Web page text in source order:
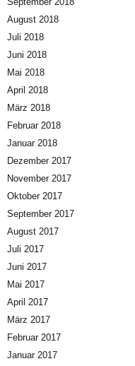
August 2018
Juli 2018
Juni 2018
Mai 2018
April 2018
März 2018
Februar 2018
Januar 2018
Dezember 2017
November 2017
Oktober 2017
September 2017
August 2017
Juli 2017
Juni 2017
Mai 2017
April 2017
März 2017
Februar 2017
Januar 2017